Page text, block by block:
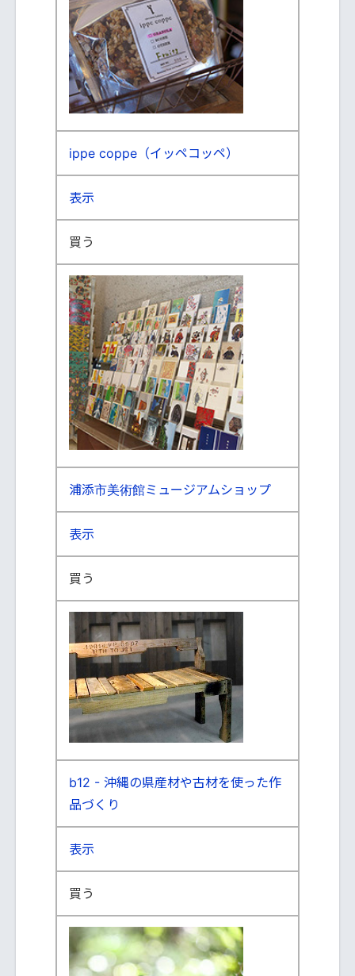
ippe coppe（イッペコッペ）
表示
買う
浦添市美術館ミュージアムショップ
表示
買う
b12 - 沖縄の県産材や古材を使った作
品づくり
表示
買う